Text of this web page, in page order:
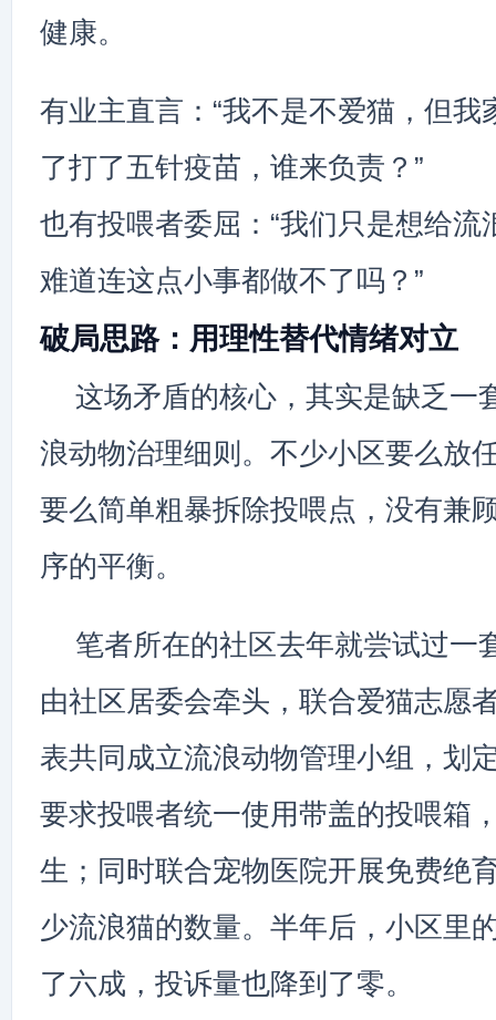
健康。
有业主直言：“我不是不爱猫，但我
了打了五针疫苗，谁来负责？”
也有投喂者委屈：“我们只是想给流
难道连这点小事都做不了吗？”
破局思路：用理性替代情绪对立
这场矛盾的核心，其实是缺乏一
浪动物治理细则。不少小区要么放
要么简单粗暴拆除投喂点，没有兼
序的平衡。
笔者所在的社区去年就尝试过一
由社区居委会牵头，联合爱猫志愿
表共同成立流浪动物管理小组，划
要求投喂者统一使用带盖的投喂箱
生；同时联合宠物医院开展免费绝
少流浪猫的数量。半年后，小区里
了六成，投诉量也降到了零。